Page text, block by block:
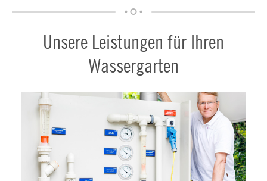
Unsere Leistungen für Ihren
Wassergarten